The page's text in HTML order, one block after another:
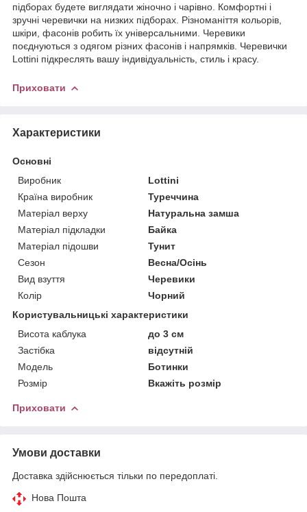
підборах будете виглядати жіночно і чарівно. Комфортні і
зручні черевички на низких підборах. Різноманіття кольорів,
шкіри, фасонів робить їх універсальними. Черевики
поєднуються з одягом різних фасонів і напрямків. Черевички
Lottini підкреслять вашу індивідуальність, стиль і красу.
Приховати
Характеристики
Основні
Виробник
Lottini
Країна виробник
Туреччина
Матеріал верху
Натуральна замша
Матеріал підкладки
Байка
Матеріал підошви
Тунит
Сезон
Весна/Осінь
Вид взуття
Черевики
Колір
Чорний
Користувальницькі характеристики
Висота каблука
до 3 см
Застібка
відсутній
Мoдель
Ботинки
Розмір
Вкажіть розмір
Приховати
Умови доставки
Доставка здійснюється тільки по передоплаті.
Нова Пошта